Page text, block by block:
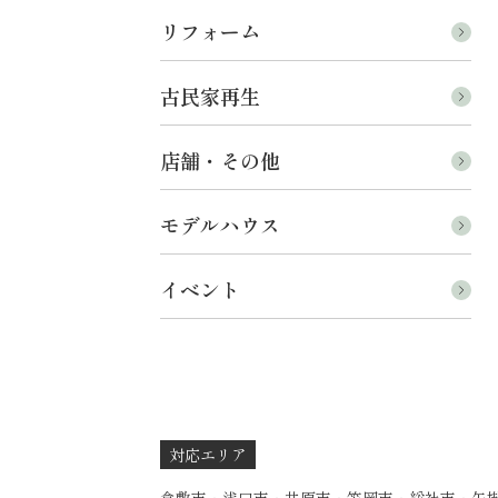
リフォーム
古民家再生
店舗・その他
モデルハウス
イベント
対応エリア